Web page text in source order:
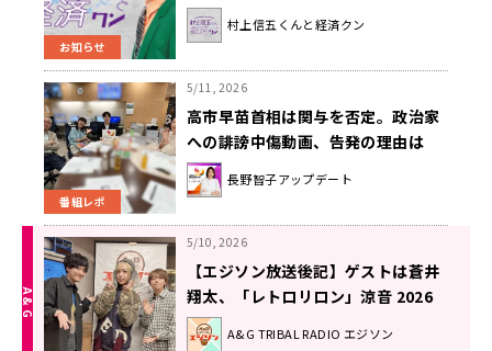
お知らせ
済クン』
村上信五くんと経済クン
番組レポ
5/11, 2026
高市早苗首相は関与を否定。政治家
への誹謗中傷動画、告発の理由は
「仲間割れ」か
長野智子アップデート
5/10, 2026
【エジソン放送後記】ゲストは蒼井
翔太、「レトロリロン」涼音 2026
年5月9日放送回
A&G TRIBAL RADIO エジソン